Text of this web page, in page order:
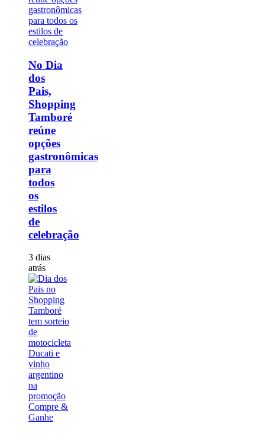
No Dia
dos
Pais,
Shopping
Tamboré
reúne
opções
gastronômicas
para
todos
os
estilos
de
celebração
3 dias
atrás